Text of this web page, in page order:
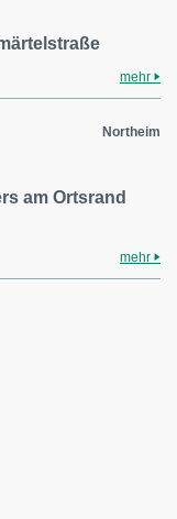
mehr
Northeim
am Ortsrand
mehr